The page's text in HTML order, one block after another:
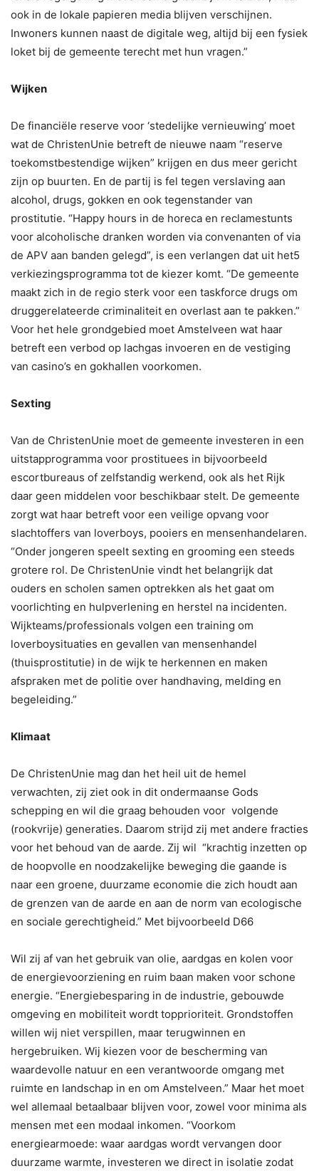
ook in de lokale papieren media blijven verschijnen.
Inwoners kunnen naast de digitale weg, altijd bij een fysiek
loket bij de gemeente terecht met hun vragen.”
Wijken
De financiële reserve voor ‘stedelijke vernieuwing’ moet
wat de ChristenUnie betreft de nieuwe naam “reserve
toekomstbestendige wijken” krijgen en dus meer gericht
zijn op buurten. En de partij is fel tegen verslaving aan
alcohol, drugs, gokken en ook tegenstander van
prostitutie. “Happy hours in de horeca en reclamestunts
voor alcoholische dranken worden via convenanten of via
de APV aan banden gelegd”, is een verlangen dat uit het5
verkiezingsprogramma tot de kiezer komt. “De gemeente
maakt zich in de regio sterk voor een taskforce drugs om
druggerelateerde criminaliteit en overlast aan te pakken.”
Voor het hele grondgebied moet Amstelveen wat haar
betreft een verbod op lachgas invoeren en de vestiging
van casino’s en gokhallen voorkomen.
Sexting
Van de ChristenUnie moet de gemeente investeren in een
uitstapprogramma voor prostituees in bijvoorbeeld
escortbureaus of zelfstandig werkend, ook als het Rijk
daar geen middelen voor beschikbaar stelt. De gemeente
zorgt wat haar betreft voor een veilige opvang voor
slachtoffers van loverboys, pooiers en mensenhandelaren.
“Onder jongeren speelt sexting en grooming een steeds
grotere rol. De ChristenUnie vindt het belangrijk dat
ouders en scholen samen optrekken als het gaat om
voorlichting en hulpverlening en herstel na incidenten.
Wijkteams/professionals volgen een training om
loverboysituaties en gevallen van mensenhandel
(thuisprostitutie) in de wijk te herkennen en maken
afspraken met de politie over handhaving, melding en
begeleiding.”
Klimaat
De ChristenUnie mag dan het heil uit de hemel
verwachten, zij ziet ook in dit ondermaanse Gods
schepping en wil die graag behouden voor volgende
(rookvrije) generaties. Daarom strijd zij met andere fracties
voor het behoud van de aarde. Zij wil “krachtig inzetten op
de hoopvolle en noodzakelijke beweging die gaande is
naar een groene, duurzame economie die zich houdt aan
de grenzen van de aarde en aan de norm van ecologische
en sociale gerechtigheid.” Met bijvoorbeeld D66
Wil zij af van het gebruik van olie, aardgas en kolen voor
de energievoorziening en ruim baan maken voor schone
energie. “Energiebesparing in de industrie, gebouwde
omgeving en mobiliteit wordt topprioriteit. Grondstoffen
willen wij niet verspillen, maar terugwinnen en
hergebruiken. Wij kiezen voor de bescherming van
waardevolle natuur en een verantwoorde omgang met
ruimte en landschap in en om Amstelveen.” Maar het moet
wel allemaal betaalbaar blijven voor, zowel voor minima als
mensen met een modaal inkomen. “Voorkom
energiearmoede: waar aardgas wordt vervangen door
duurzame warmte, investeren we direct in isolatie zodat